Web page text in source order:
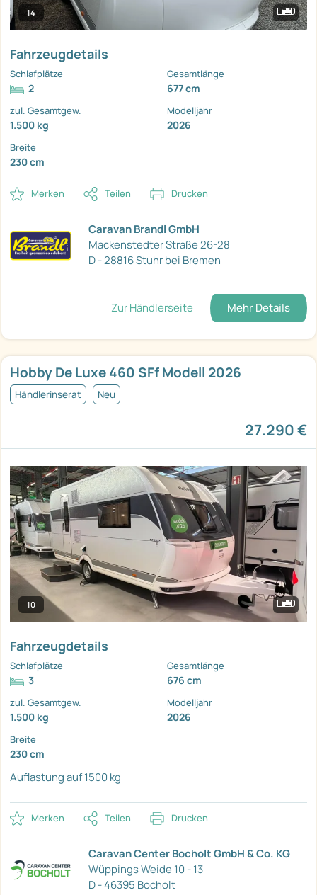
14
Fahrzeugdetails
Schlafplätze
2
Gesamtlänge
677 cm
zul. Gesamtgew.
1.500 kg
Modelljahr
2026
Breite
230 cm
Merken Teilen Drucken
Caravan Brandl GmbH
Mackenstedter Straße 26-28
D - 28816 Stuhr bei Bremen
Zur Händlerseite Mehr Details
Hobby De Luxe 460 SFf Modell 2026
Händlerinserat Neu
27.290 €
10
Fahrzeugdetails
Schlafplätze
3
Gesamtlänge
676 cm
zul. Gesamtgew.
1.500 kg
Modelljahr
2026
Breite
230 cm
Auflastung auf 1500 kg
Merken Teilen Drucken
Caravan Center Bocholt GmbH & Co. KG
Wüppings Weide 10 - 13
D - 46395 Bocholt